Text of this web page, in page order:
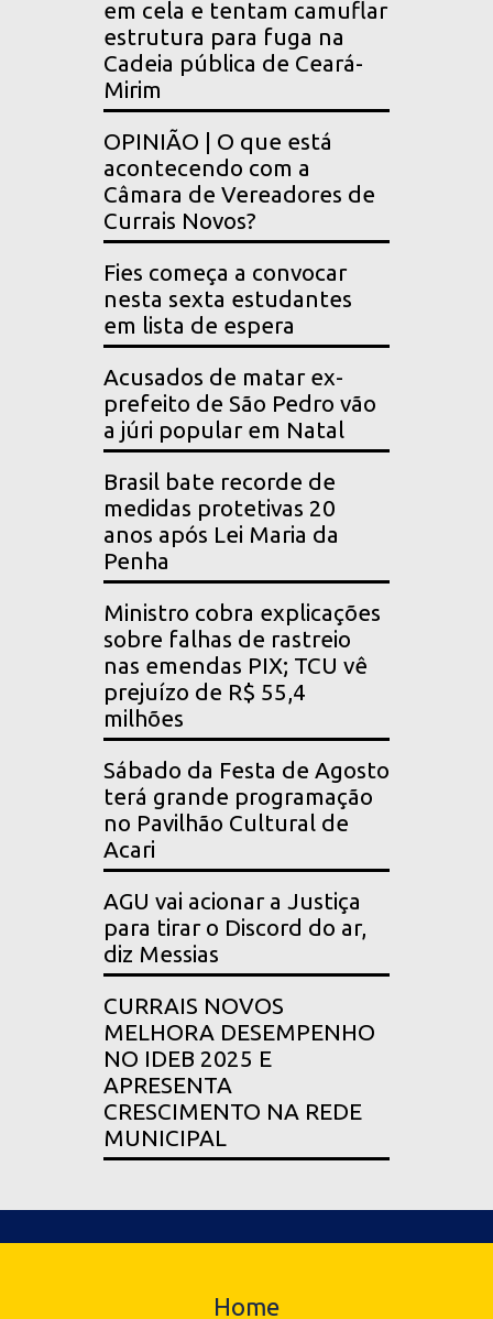
em cela e tentam camuflar
estrutura para fuga na
Cadeia pública de Ceará-
Mirim
OPINIÃO | O que está
acontecendo com a
Câmara de Vereadores de
Currais Novos?
Fies começa a convocar
nesta sexta estudantes
em lista de espera
Acusados de matar ex-
prefeito de São Pedro vão
a júri popular em Natal
Brasil bate recorde de
medidas protetivas 20
anos após Lei Maria da
Penha
Ministro cobra explicações
sobre falhas de rastreio
nas emendas PIX; TCU vê
prejuízo de R$ 55,4
milhões
Sábado da Festa de Agosto
terá grande programação
no Pavilhão Cultural de
Acari
AGU vai acionar a Justiça
para tirar o Discord do ar,
diz Messias
CURRAIS NOVOS
MELHORA DESEMPENHO
NO IDEB 2025 E
APRESENTA
CRESCIMENTO NA REDE
MUNICIPAL
Home